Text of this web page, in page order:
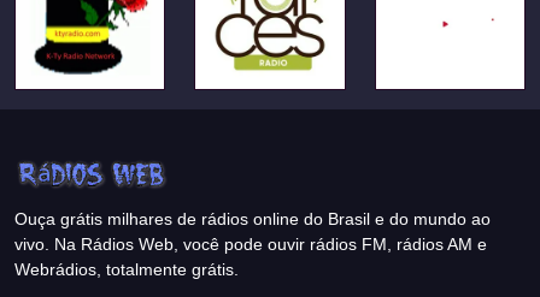
Ouça grátis milhares de rádios online do Brasil e do mundo ao
vivo. Na Rádios Web, você pode ouvir rádios FM, rádios AM e
Webrádios, totalmente grátis.